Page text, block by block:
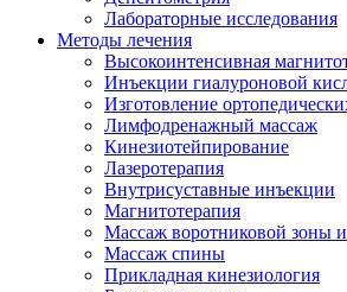
Лабораторные исследования
Методы лечения
Высокоинтенсивная
Инъекции гиалуроновой
Изготовление
Лимфодренажный массаж
Кинезиотейпирование
Лазеротерапия
Внутрисуставные инъекции
Магнитотерапия
Массаж воротниковой зоны
Массаж спины
Прикладная кинезиология